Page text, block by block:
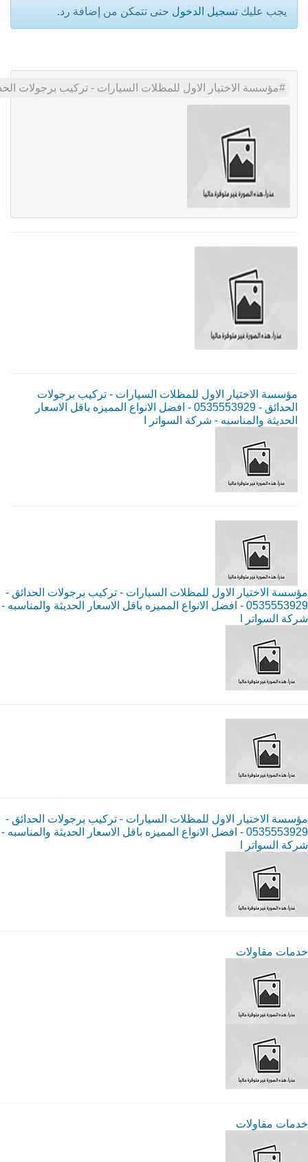
يجب عليك تسجيل الدخول حتى تتمكن من إضافة رد.
مؤسسة الاختيار الاول للمظلات السيارات - تركيب برجولات الحدائق - 0535553929 - افضل الانواع المميزه باقل الاسعار الحديثة والمناسبه -
مؤسسة الاختيار الاول للمظلات السيارات - تركيب برجولات
الحدائق - 0535553929 - افضل الانواع المميزه باقل الاسعار
الحديثة والمناسبه - شركة السواتر ا
مؤسسة الاختيار الاول للمظلات السيارات - تركيب برجولات الحدائق -
0535553929 - افضل الانواع المميزه باقل الاسعار الحديثة والمناسبه -
شركة السواتر ا
مؤسسة الاختيار الاول للمظلات السيارات - تركيب برجولات الحدائق -
0535553929 - افضل الانواع المميزه باقل الاسعار الحديثة والمناسبه -
شركة السواتر ا
خدمات مقاولات
خدمات مقاولات